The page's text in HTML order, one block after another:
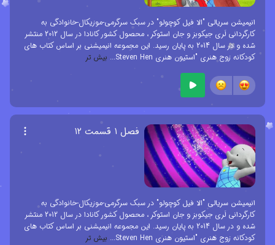
انیمیشن سریالی "الا فیل کوچولو" در سبک سرگرمی-موزیکال-خانوادگی به
کارگردانی لَری جیکوبز و جان استوکر ، محصول کشور کانادا در سال 2012 منتشر
شده و در سال 2014 به پایان رسید. این مجموعه انیمیشنی بر اساس کتاب های
کودکانه زوج هنری "استیون هنری Steven Hen
... بیش تر
فصل ۱ قسمت ۱۲
انیمیشن سریالی "الا فیل کوچولو" در سبک سرگرمی-موزیکال-خانوادگی به
کارگردانی لَری جیکوبز و جان استوکر ، محصول کشور کانادا در سال 2012 منتشر
شده و در سال 2014 به پایان رسید. این مجموعه انیمیشنی بر اساس کتاب های
کودکانه زوج هنری "استیون هنری Steven Hen
... بیش تر